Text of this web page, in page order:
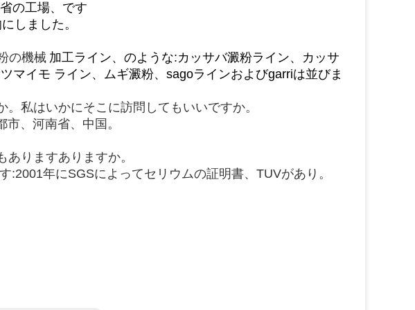
の工場、です
しました。
の機械 加工ライン、のような:カッサバ澱粉ライン、カッサ
マイモ ライン、ムギ澱粉、sagoラインおよびgarriは並びま
私はいかにそこに訪問してもいいですか。
市、河南省、中国。
りますありますか。
:2001年にSGSによってセリウムの証明書、TUVがあり。